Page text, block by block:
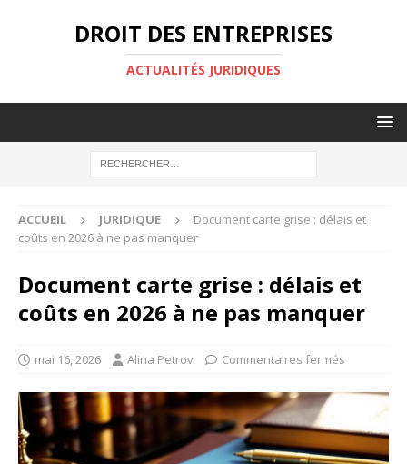
DROIT DES ENTREPRISES
ACTUALITÉS JURIDIQUES
ACCUEIL JURIDIQUE
Document carte grise : délais et
coûts en 2026 à ne pas manquer
Document carte grise : délais et
coûts en 2026 à ne pas manquer
mai 16, 2026 Alina Petrov Commentaires fermés